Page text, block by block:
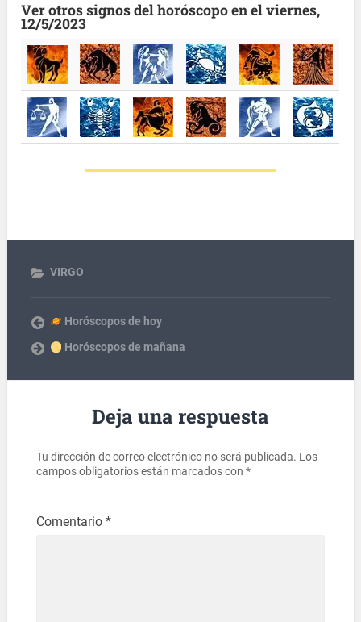
Ver otros signos del horóscopo en el viernes,
12/5/2023
VIRGO
Horóscopos de hoy
Horóscopos de mañana
Deja una respuesta
Tu dirección de correo electrónico no será publicada. Los
campos obligatorios están marcados con *
Comentario *